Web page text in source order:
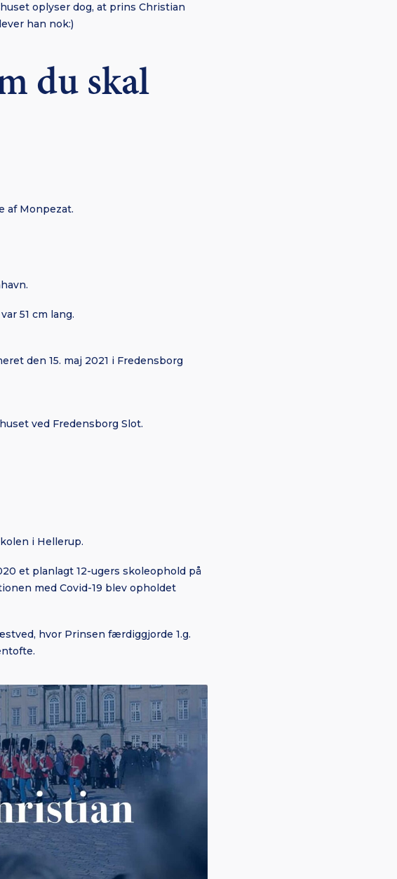
oplyser dog, at prins Christian
han nok:)
du skal
af Monpezat.
51 cm lang.
den 15. maj 2021 i Fredensborg
ved Fredensborg Slot.
i Hellerup.
et planlagt 12-ugers skoleophold på
med Covid-19 blev opholdet
hvor Prinsen færdiggjorde 1.g.